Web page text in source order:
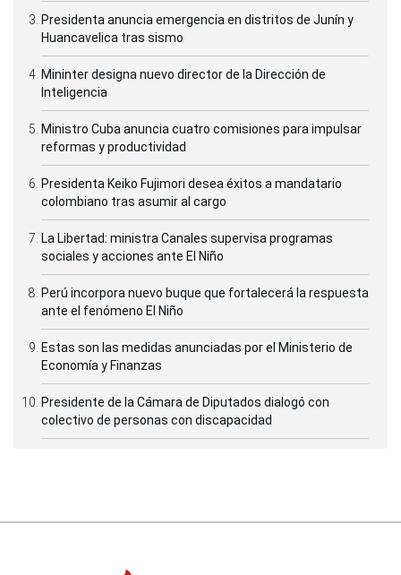
Presidenta anuncia emergencia en distritos de Junín y
Huancavelica tras sismo
Mininter designa nuevo director de la Dirección de
Inteligencia
Ministro Cuba anuncia cuatro comisiones para impulsar
reformas y productividad
Presidenta Keiko Fujimori desea éxitos a mandatario
colombiano tras asumir al cargo
La Libertad: ministra Canales supervisa programas
sociales y acciones ante El Niño
Perú incorpora nuevo buque que fortalecerá la respuesta
ante el fenómeno El Niño
Estas son las medidas anunciadas por el Ministerio de
Economía y Finanzas
Presidente de la Cámara de Diputados dialogó con
colectivo de personas con discapacidad